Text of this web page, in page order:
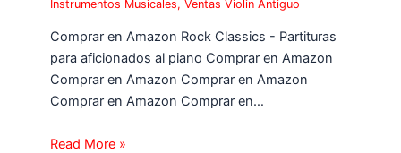
Instrumentos Musicales,Ventas Violin Antiguo
Comprar en Amazon Rock Classics - Partituras
para aficionados al piano Comprar en Amazon
Comprar en Amazon Comprar en Amazon
Comprar en Amazon Comprar en…
Read More »